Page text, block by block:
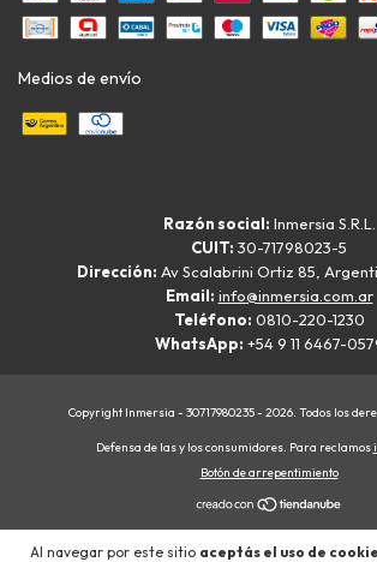
Al navegar por este sitio aceptás el uso de
Medios de envío
Razón social: Inmersia S.R.L.
CUIT: 30-71798023-5
Dirección: Av Scalabrini Ortiz 85,
Email: info@inmersia.com.ar
Teléfono: 0810-220-1230
WhatsApp: +54 9 11 6467-
Copyright Inmersia - 30717980235 - 2026. Todos los
Defensa de las y los consumidores. Para reclamos
Botón de arrepentimiento